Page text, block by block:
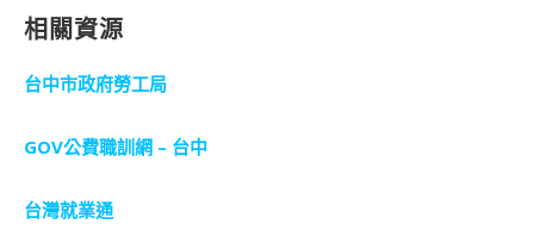
相關資源
台中市政府勞工局
GOV公費職訓網 – 台中
台灣就業通